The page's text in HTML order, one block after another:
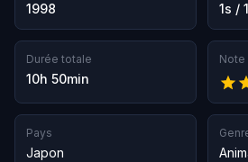
1998 1s /
Durée totale
10h 50min
Note
Pays
Japon